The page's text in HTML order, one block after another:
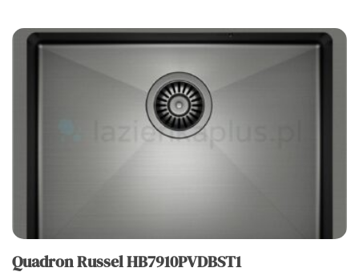
Quadron Russel HB7910PVDBST1